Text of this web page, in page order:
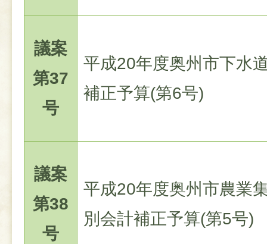
議案
第37
号
平成20年度奥州市下水
補正予算(第6号)
議案
第38
号
平成20年度奥州市農業
別会計補正予算(第5号)